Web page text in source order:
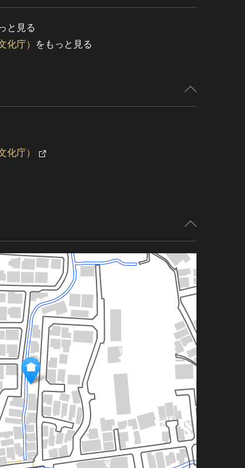
と見る
化庁）
をもっと見る
化庁）